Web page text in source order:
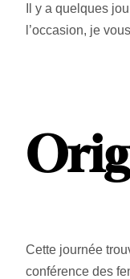
Il y a quelques
l’occasion, je
Cette journée
conférence des